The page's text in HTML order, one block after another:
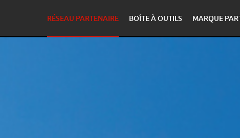
RÉSEAU PARTENAIRE BOÎTE À OUTILS MARQUE